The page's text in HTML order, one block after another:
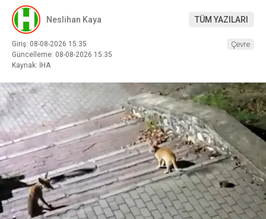
Neslihan Kaya TÜM YAZILARI
Giriş: 08-08-2026 15:35
Güncelleme: 08-08-2026 15:35
Kaynak: İHA
Çevre